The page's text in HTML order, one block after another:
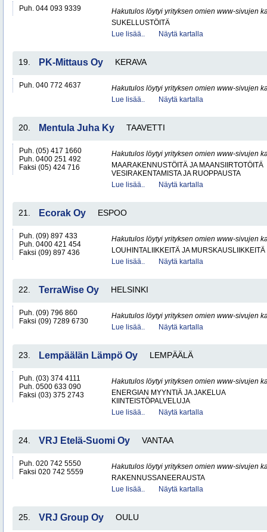
Puh. 044 093 9339
Hakutulos löytyi yrityksen omien www-sivujen
SUKELLUSTÖITÄ
Lue lisää..
Näytä kartalla
19. PK-Mittaus Oy KERAVA
Puh. 040 772 4637
Hakutulos löytyi yrityksen omien www-sivujen
Lue lisää..
Näytä kartalla
20. Mentula Juha Ky TAAVETTI
Puh. (05) 417 1660
Puh. 0400 251 492
Faksi (05) 424 716
Hakutulos löytyi yrityksen omien www-sivujen
MAARAKENNUSTÖITÄ JA MAANSIIRTOTÖITÄ
VESIRAKENTAMISTA JA RUOPPAUSTA
Lue lisää..
Näytä kartalla
21. Ecorak Oy ESPOO
Puh. (09) 897 433
Puh. 0400 421 454
Faksi (09) 897 436
Hakutulos löytyi yrityksen omien www-sivujen
LOUHINTALIIKKEITÄ JA MURSKAUSLIIKKEITÄ
Lue lisää..
Näytä kartalla
22. TerraWise Oy HELSINKI
Puh. (09) 796 860
Faksi (09) 7289 6730
Hakutulos löytyi yrityksen omien www-sivujen
Lue lisää..
Näytä kartalla
23. Lempäälän Lämpö Oy LEMPÄÄLÄ
Puh. (03) 374 4111
Puh. 0500 633 090
Faksi (03) 375 2743
Hakutulos löytyi yrityksen omien www-sivujen
ENERGIAN MYYNTIÄ JA JAKELUA
KIINTEISTÖPALVELUJA
Lue lisää..
Näytä kartalla
24. VRJ Etelä-Suomi Oy VANTAA
Puh. 020 742 5550
Faksi 020 742 5559
Hakutulos löytyi yrityksen omien www-sivujen
RAKENNUSSANEERAUSTA
Lue lisää..
Näytä kartalla
25. VRJ Group Oy OULU